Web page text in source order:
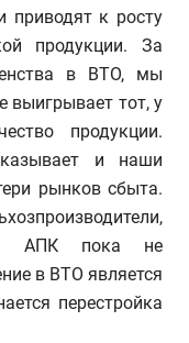
приводят к росту
продукции. За
в ВТО, мы
выигрывает тот, у
продукции.
и наши
рынков сбыта.
АПК пока не
в ВТО является
перестройка